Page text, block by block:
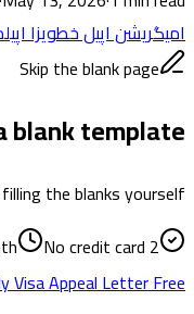
امیگریشن اپیل خطویزا اپیل
Skip the blank page
template
the blanks yourself.
2 free letters/month
No credit card
Visa Appeal Letter Free